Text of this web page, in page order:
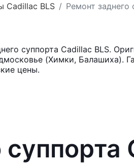
Cadillac BLS Ремонт заднего
суппорта Cadillac BLS.
(Химки, Балашиха).
цены.